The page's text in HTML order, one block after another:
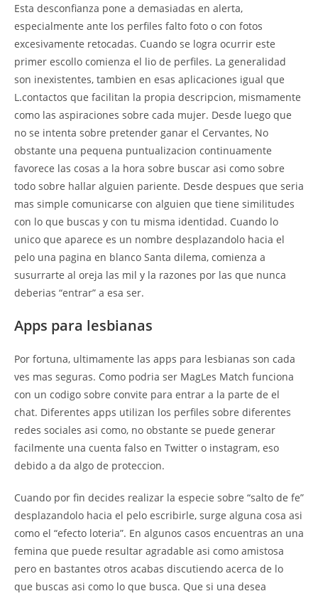
Esta desconfianza pone a demasiadas en alerta,
especialmente ante los perfiles falto foto o con fotos
excesivamente retocadas. Cuando se logra ocurrir este
primer escollo comienza el lio de perfiles. La generalidad
son inexistentes, tambien en esas aplicaciones igual que
L.contactos que facilitan la propia descripcion, mismamente
como las aspiraciones sobre cada mujer. Desde luego que
no se intenta sobre pretender ganar el Cervantes, No
obstante una pequena puntualizacion continuamente
favorece las cosas a la hora sobre buscar asi­ como sobre
todo sobre hallar alguien pariente. Desde despues que seri­a
mas simple comunicarse con alguien que tiene similitudes
con lo que buscas y con tu misma identidad. Cuando lo
unico que aparece es un nombre desplazandolo hacia el
pelo una pagina en blanco Santa dilema, comienza a
susurrarte al oreja las mil y la razones por las que nunca
deberias “entrar” a esa ser.
Apps para lesbianas
Por fortuna, ultimamente las apps para lesbianas son cada
ves mas seguras. Como podri­a ser MagLes Match funciona
con un codigo sobre convite para entrar a la parte de el
chat. Diferentes apps utilizan los perfiles sobre diferentes
redes sociales asi­ como, no obstante se puede generar
facilmente una cuenta falso en Twitter o instagram, eso
debido a da algo de proteccion.
Cuando por fin decides realizar la especie sobre “salto de fe”
desplazandolo hacia el pelo escribirle, surge alguna cosa asi
como el “efecto loteria”. En algunos casos encuentras an una
femina que puede resultar agradable asi­ como amistosa
pero en bastantes otros acabas discutiendo acerca de lo
que buscas asi­ como lo que busca. Que si una desea